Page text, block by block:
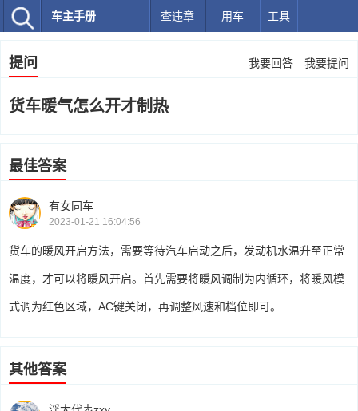
车主手册 查违章 用车 工具
提问 我要回答 我要提问
货车暖气怎么开才制热
最佳答案
有女同车
2023-01-21 16:04:56
货车的暖风开启方法，需要等待汽车启动之后，发动机水温升至正常
温度，才可以将暖风开启。首先需要将暖风调制为内循环，将暖风模
式调为红色区域，AC键关闭，再调整风速和档位即可。
其他答案